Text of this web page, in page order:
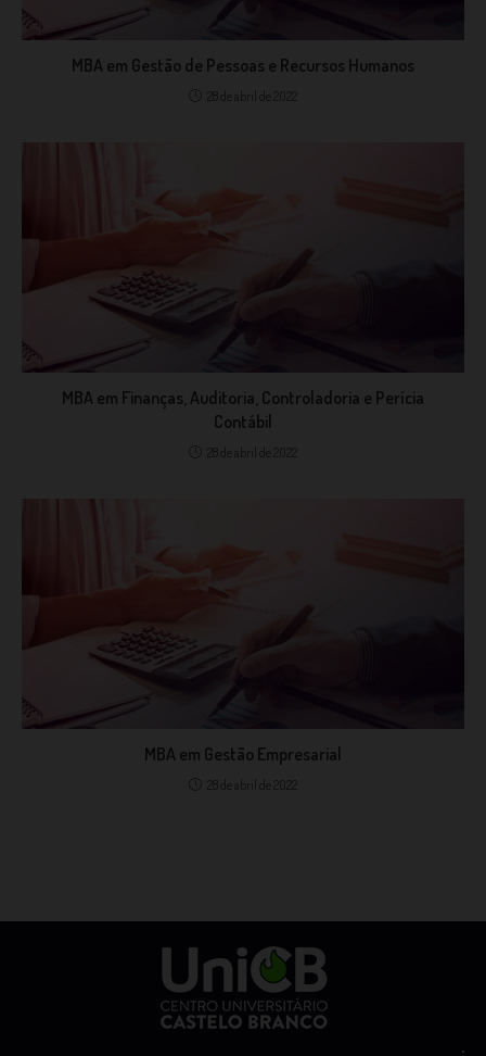
MBA em Gestão de Pessoas e Recursos Humanos
28 de abril de 2022
MBA em Finanças, Auditoria, Controladoria e Perícia
Contábil
28 de abril de 2022
MBA em Gestão Empresarial
28 de abril de 2022